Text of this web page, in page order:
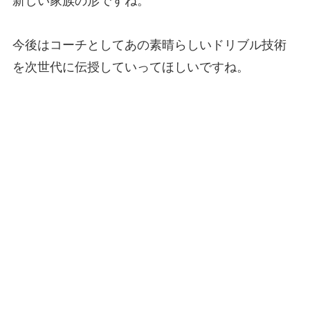
今後はコーチとしてあの素晴らしいドリブル技術
を次世代に伝授していってほしいですね。